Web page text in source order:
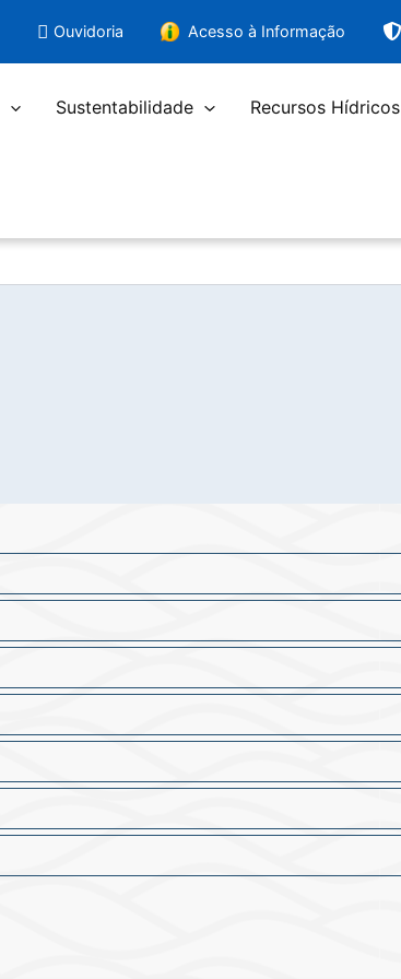
Ouvidoria Acesso à Informação
Sustentabilidade Recursos Hídricos